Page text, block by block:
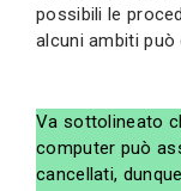
possibili le
alcuni ambiti
Va sottolineato
computer può
cancellati,